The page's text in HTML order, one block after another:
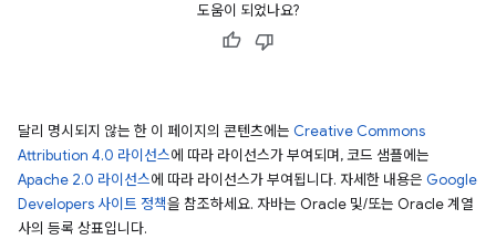
도움이 되었나요?
달리 명시되지 않는 한 이 페이지의 콘텐츠에는 Creative Commons
Attribution 4.0 라이선스에 따라 라이선스가 부여되며, 코드 샘플에는
Apache 2.0 라이선스에 따라 라이선스가 부여됩니다. 자세한 내용은 Google
Developers 사이트 정책을 참조하세요. 자바는 Oracle 및/또는 Oracle 계열
사의 등록 상표입니다.